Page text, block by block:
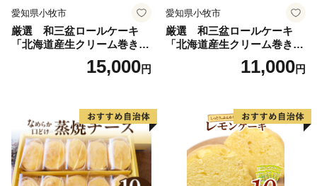
愛知県小牧市
厳選 和三盆ロールケーキ
「北海道産生クリーム巻き」
または「北海道産粒あん巻
き」（サイズ：レギュラー）
凍 愛知県 小牧市 アンプチベ
アやぐま
15,000円
愛知県小牧市
厳選 和三盆ロールケーキ
「北海道産生クリーム巻き」
または「北海道産粒あん巻
き」（サイズ：ハーフ） 和
知県 小牧市 アンプチベアや
11,000円